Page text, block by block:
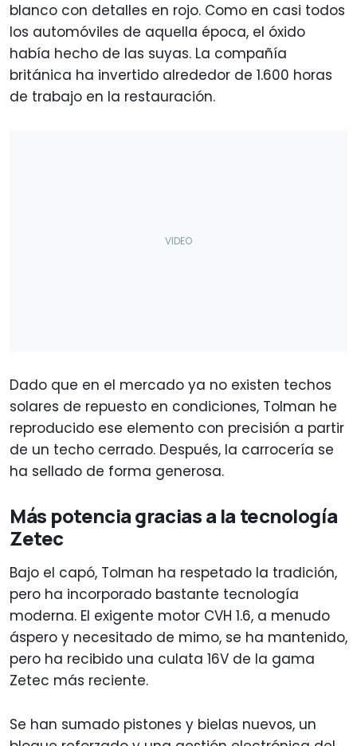
blanco con detalles en rojo. Como en casi todos
los automóviles de aquella época, el óxido
había hecho de las suyas. La compañía
británica ha invertido alrededor de 1.600 horas
de trabajo en la restauración.
Dado que en el mercado ya no existen techos
solares de repuesto en condiciones, Tolman he
reproducido ese elemento con precisión a partir
de un techo cerrado. Después, la carrocería se
ha sellado de forma generosa.
Más potencia gracias a la tecnología
Zetec
Bajo el capó, Tolman ha respetado la tradición,
pero ha incorporado bastante tecnología
moderna. El exigente motor CVH 1.6, a menudo
áspero y necesitado de mimo, se ha mantenido,
pero ha recibido una culata 16V de la gama
Zetec más reciente.
Se han sumado pistones y bielas nuevos, un